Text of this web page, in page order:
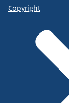
Copyright